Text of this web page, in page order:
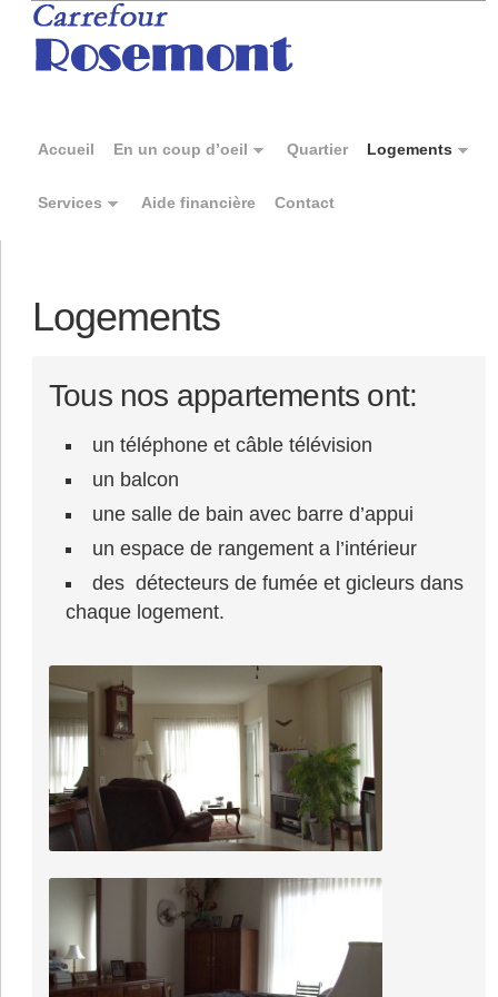
Accueil En un coup d’oeil Quartier Logements
Services Aide financière Contact
Logements
Tous nos appartements ont:
un téléphone et câble télévision
un balcon
une salle de bain avec barre d’appui
un espace de rangement a l’intérieur
des détecteurs de fumée et gicleurs dans
chaque logement.